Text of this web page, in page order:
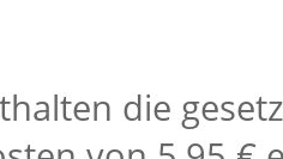
die